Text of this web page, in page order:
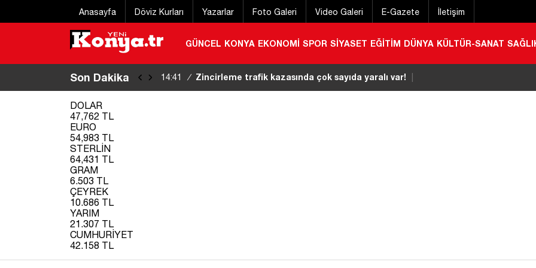
Anasayfa Döviz Kurları Yazarlar Foto Galeri Video Galeri E-Gazete İletişim
GÜNCEL KONYA EKONOMİ SPOR SİYASET EĞİTİM DÜNYA KÜLTÜR-SANAT
Son Dakika 14:26 / Başkan Kılca Yaz Okullarında Öğrencilerle Buluştu!
DOLAR
47,762 TL
EURO
54,983 TL
STERLİN
64,431 TL
GRAM
6.503 TL
ÇEYREK
10.686 TL
YARIM
21.307 TL
CUMHURİYET
42.158 TL